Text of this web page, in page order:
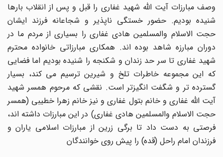
وصف مبارزات آیت اللّه شهید غفاری را قبل و پس از انقلاب بارها
شنیده بودیم. حضور خستگی ناپذیر و شجاعانه فرزند ایشان
حجت الاسلام والمسلمین هادی غفاری را بسیاری از مردم ما در
دوران مبارزه شاهد بوده اند. همکاری مبارزاتی خانواده محترم
شهید غفاری تا سر حد زندان و شکنجه را شنیده بودیم اما فضایی
که این مجموعه خاطرات تلخ و شیرین ترسیم می کند، بسیار
گسترده تر و شگفت انگیزتر است. نقشی که مرحوم همسر شهید
آیت اللّه غفاری و خانم بتول غفاری و نیز خانم زهرا خطیبی (همسر
حجت الاسلام والمسلمین هادی غفاری) در این مبارزات داشته اند،
فرصتی به دست داد تا برگی زرین از مبارزات اسلامی یاران و
فرزندان امام راحل (قده) را پیش روی خوانندگان